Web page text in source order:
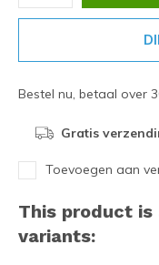
Bestel nu, betaal over
Gratis
Toevoegen aan
This product
variants: